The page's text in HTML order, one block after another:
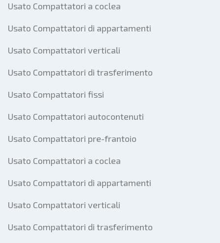
Usato Compattatori a coclea
Usato Compattatori di appartamenti
Usato Compattatori verticali
Usato Compattatori di trasferimento
Usato Compattatori fissi
Usato Compattatori autocontenuti
Usato Compattatori pre-frantoio
Usato Compattatori a coclea
Usato Compattatori di appartamenti
Usato Compattatori verticali
Usato Compattatori di trasferimento